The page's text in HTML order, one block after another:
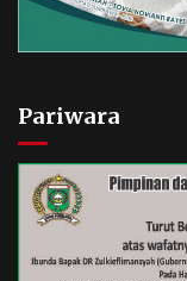
Pariwara